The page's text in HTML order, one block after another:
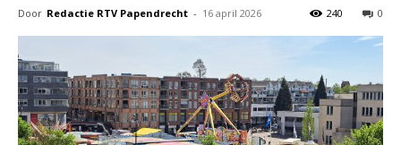
Door Redactie RTV Papendrecht - 16 april 2026 0
240